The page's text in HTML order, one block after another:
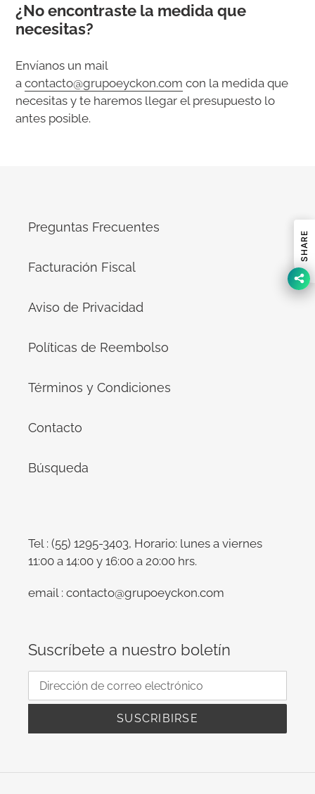
¿No encontraste la medida que
necesitas?
Envíanos un mail
a contacto@grupoeyckon.com con la medida que
necesitas y te haremos llegar el presupuesto lo
antes posible.
Preguntas Frecuentes
Facturación Fiscal
Aviso de Privacidad
Políticas de Reembolso
Términos y Condiciones
Contacto
Búsqueda
Tel : (55) 1295-3403, Horario: lunes a viernes
11:00 a 14:00 y 16:00 a 20:00 hrs.
email : contacto@grupoeyckon.com
Suscríbete a nuestro boletín
SUSCRIBIRSE
SHARE